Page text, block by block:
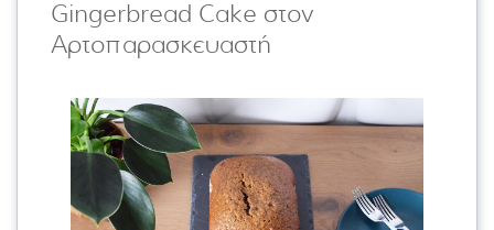
Gingerbread Cake στον
Αρτοπαρασκευαστή